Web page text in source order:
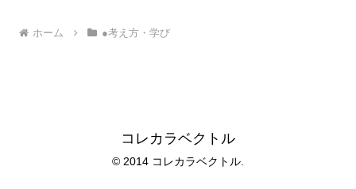
ホーム ●考え方・学び
コレカラベクトル
© 2014 コレカラベクトル.